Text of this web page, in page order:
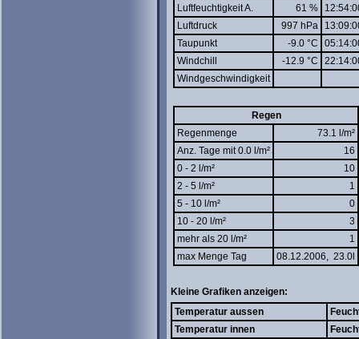
Luftfeuchtigkeit A.
61 %
Luftdruck
997 hPa
Taupunkt
-9.0 °C
Windchill
-12.9 °C
Windgeschwindigkeit
Regen
Regenmenge
73.1 l/m²
Anz. Tage mit 0.0 l/m²
16
0 - 2 l/m²
10
2 - 5 l/m²
1
5 - 10 l/m²
0
10 - 20 l/m²
3
mehr als 20 l/m²
1
max Menge Tag
08.12.2006, 23.0l
Kleine Grafiken anzeigen:
Temperatur aussen
Temperatur innen